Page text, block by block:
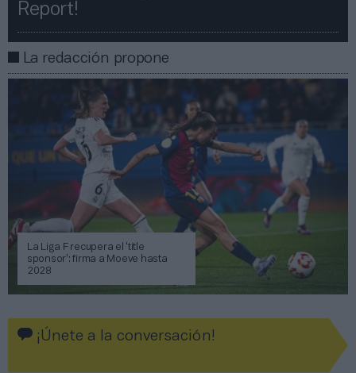
Report!​​
La redacción propone
La Liga F recupera el ‘title
sponsor’: firma a Moeve hasta
2028
¡Únete a la conversación!